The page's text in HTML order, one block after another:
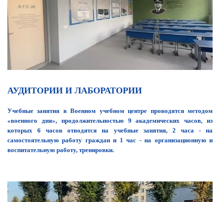
АУДИТОРИИ И ЛАБОРАТОРИИ
Учебные занятия в Военном учебном центре проводятся методом
«военного дня», продолжительностью 9 академических часов, из
которых 6 часов отводятся на учебные занятия, 2 часа - на
самостоятельную работу граждан и 1 час - на организационную и
воспитательную работу, тренировки.